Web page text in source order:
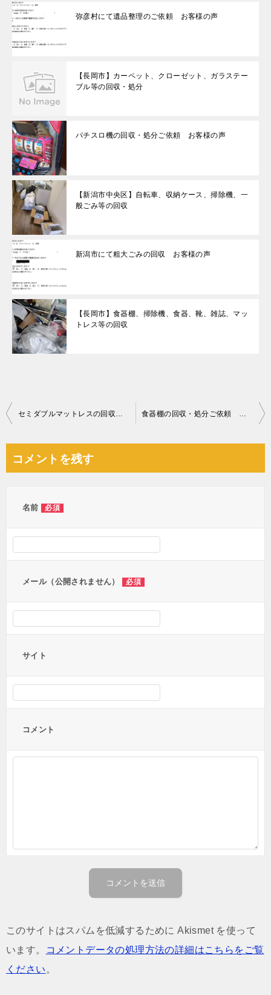
弥彦村にて遺品整理のご依頼 お客様の声
【長岡市】カーペット、クローゼット、ガラステー
ブル等の回収・処分
パチスロ機の回収・処分ご依頼 お客様の声
【新潟市中央区】自転車、収納ケース、掃除機、一
般ごみ等の回収
新潟市にて粗大ごみの回収 お客様の声
【長岡市】食器棚、掃除機、食器、靴、雑誌、マッ
トレス等の回収
投
ビ
セミダブルマットレスの回収・処分ご依頼 お客様の声 食器棚の回収・処分ご依頼 お客様の声
コメントを残す
名前 必須
メール（公開されません） 必須
サイト
コメント
このサイトはスパムを低減するために Akismet を使って
います。
コメントデータの処理方法の詳細はこちらをご覧
ください 。